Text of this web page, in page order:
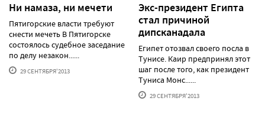
Ни намаза, ни мечети
Пятигорские власти требуют
снести мечеть В Пятигорске
состоялось судебное заседание
по делу незакон......
29 СЕНТЯБРЯ'2013
Экс-президент Египта
стал причиной
дипсканадала
Египет отозвал своего посла в
Тунисе. Каир предпринял этот
шаг после того, как президент
Туниса Монс......
29 СЕНТЯБРЯ'2013